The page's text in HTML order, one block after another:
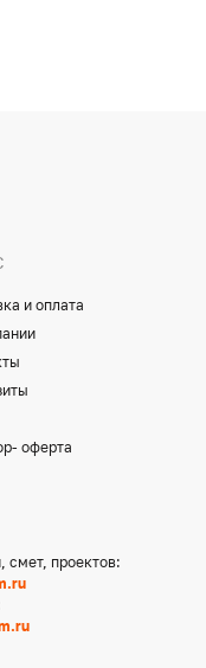
и оплата
оферта
смет, проектов: